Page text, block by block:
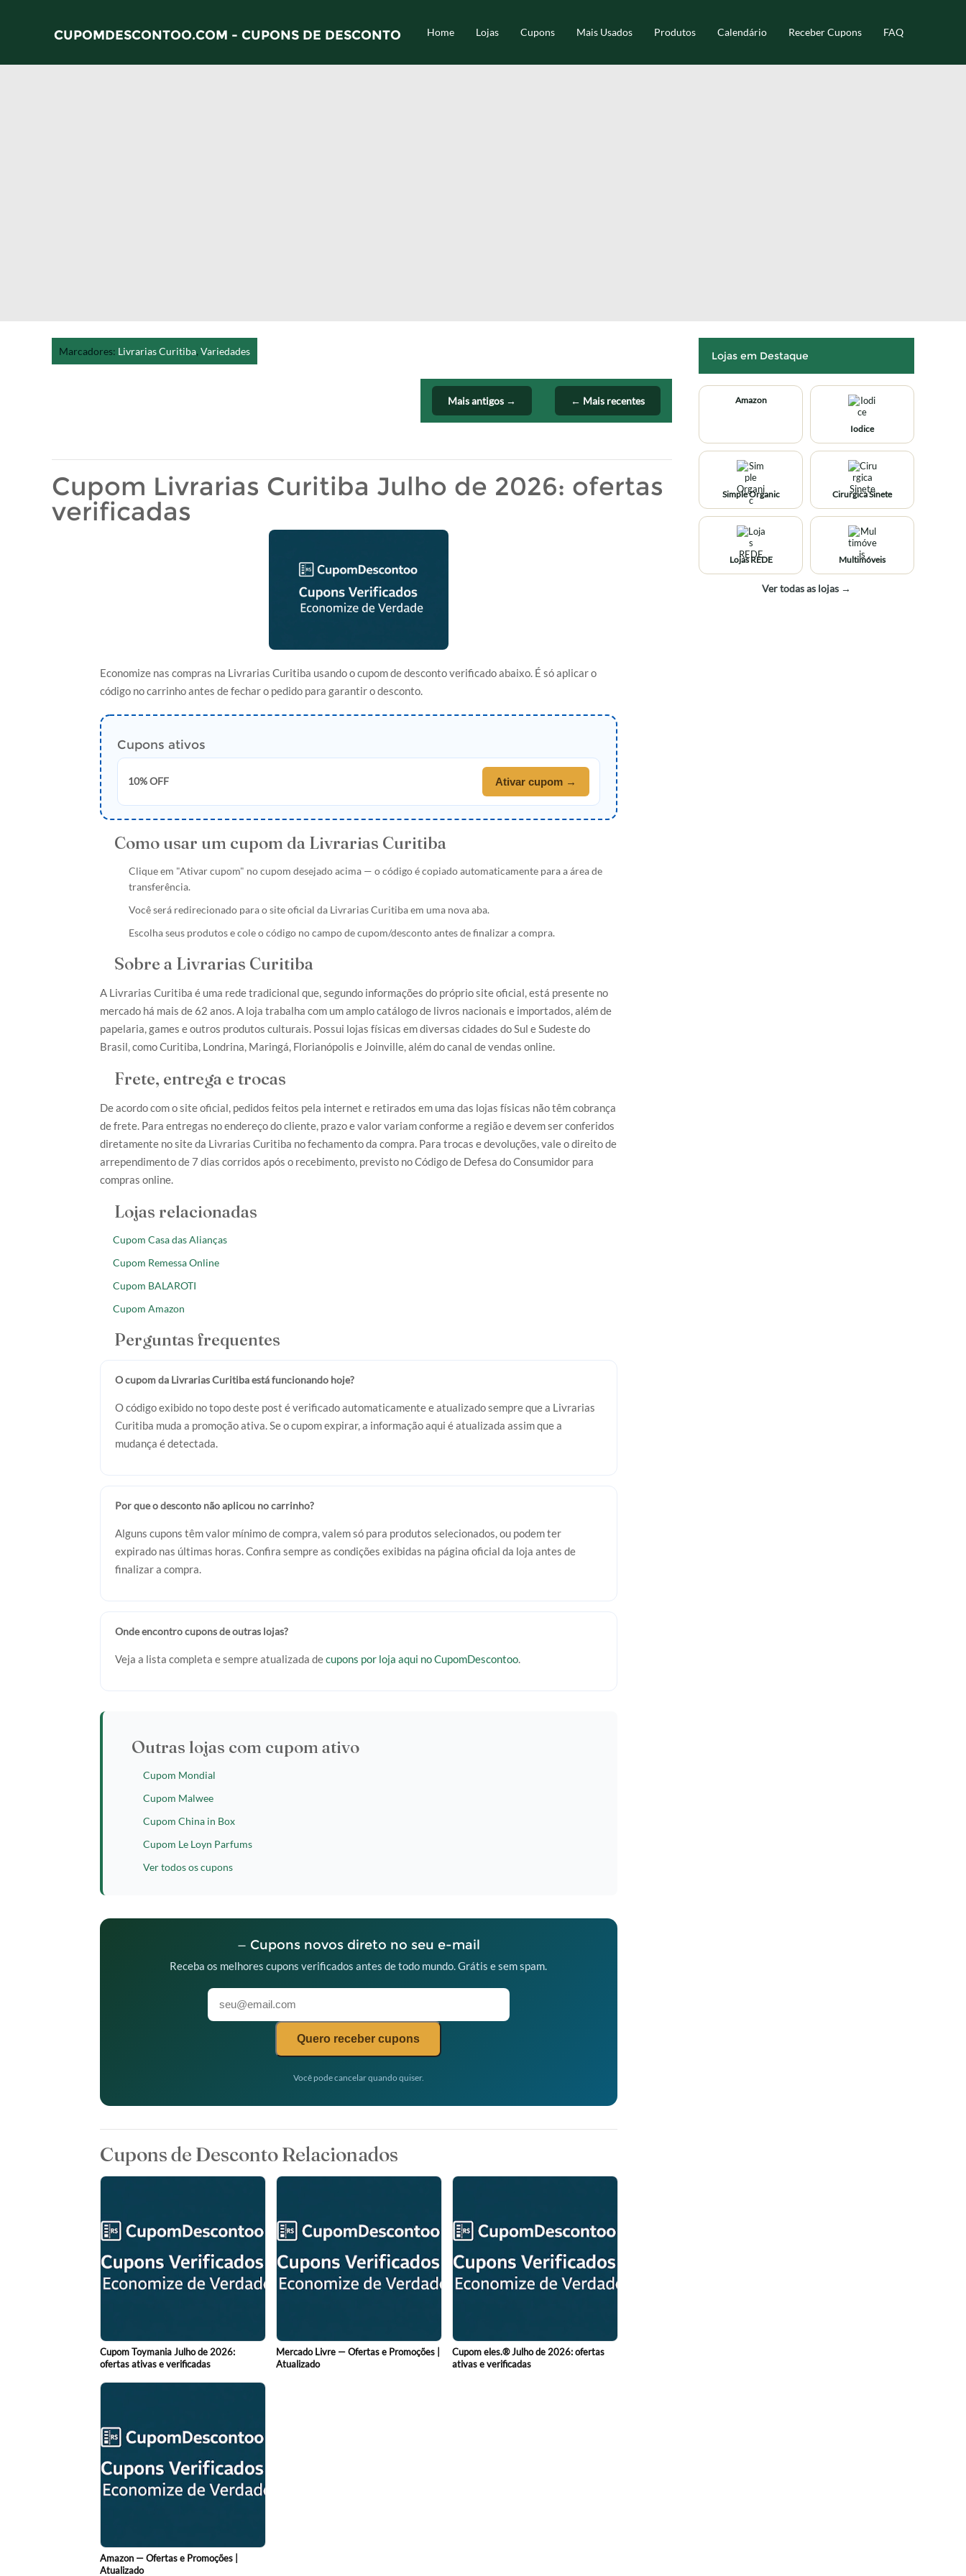
CUPOMDESCONTOO.COM - CUPONS DE DESCONTO Home Lojas Cupons Mais Usados Produtos Calendário Receber Cupons FAQ
Marcadores: Livrarias Curitiba, Variedades
← Mais recentes
Mais antigos →
Cupom Livrarias Curitiba Julho de 2026: ofertas
verificadas
Economize nas compras na Livrarias Curitiba usando o cupom de desconto verificado abaixo. É só aplicar o
código no carrinho antes de fechar o pedido para garantir o desconto.
Cupons ativos
10% OFF Ativar cupom →
Como usar um cupom da Livrarias Curitiba
Clique em "Ativar cupom" no cupom desejado acima — o código é copiado automaticamente para a área de
transferência.
Você será redirecionado para o site oficial da Livrarias Curitiba em uma nova aba.
Escolha seus produtos e cole o código no campo de cupom/desconto antes de finalizar a compra.
Sobre a Livrarias Curitiba
A Livrarias Curitiba é uma rede tradicional que, segundo informações do próprio site oficial, está presente no
mercado há mais de 62 anos. A loja trabalha com um amplo catálogo de livros nacionais e importados, além de
papelaria, games e outros produtos culturais. Possui lojas físicas em diversas cidades do Sul e Sudeste do
Brasil, como Curitiba, Londrina, Maringá, Florianópolis e Joinville, além do canal de vendas online.
Frete, entrega e trocas
De acordo com o site oficial, pedidos feitos pela internet e retirados em uma das lojas físicas não têm cobrança
de frete. Para entregas no endereço do cliente, prazo e valor variam conforme a região e devem ser conferidos
diretamente no site da Livrarias Curitiba no fechamento da compra. Para trocas e devoluções, vale o direito de
arrependimento de 7 dias corridos após o recebimento, previsto no Código de Defesa do Consumidor para
compras online.
Lojas relacionadas
Cupom Casa das Alianças
Cupom Remessa Online
Cupom BALAROTI
Cupom Amazon
Perguntas frequentes
O cupom da Livrarias Curitiba está funcionando hoje?
O código exibido no topo deste post é verificado automaticamente e atualizado sempre que a Livrarias
Curitiba muda a promoção ativa. Se o cupom expirar, a informação aqui é atualizada assim que a
mudança é detectada.
Por que o desconto não aplicou no carrinho?
Alguns cupons têm valor mínimo de compra, valem só para produtos selecionados, ou podem ter
expirado nas últimas horas. Confira sempre as condições exibidas na página oficial da loja antes de
finalizar a compra.
Onde encontro cupons de outras lojas?
Veja a lista completa e sempre atualizada decupons por loja aqui no CupomDescontoo.
Outras lojas com cupom ativo
Cupom Mondial
Cupom Malwee
Cupom China in Box
Cupom Le Loyn Parfums
Ver todos os cupons
— Cupons novos direto no seu e-mail
Receba os melhores cupons verificados antes de todo mundo. Grátis e sem spam.
Quero receber cupons
Você pode cancelar quando quiser.
Cupons de Desconto Relacionados
Cupom Toymania Julho de 2026:
ofertas ativas e verificadas
Mercado Livre — Ofertas e Promoções |
Atualizado
Cupom eles.® Julho de 2026: ofertas
ativas e verificadas
Amazon — Ofertas e Promoções |
Atualizado
Lojas em Destaque
Amazon
Iodice
Simple Organic Cirurgica Sinete
Lojas REDE Multimóveis
Ver todas as lojas →